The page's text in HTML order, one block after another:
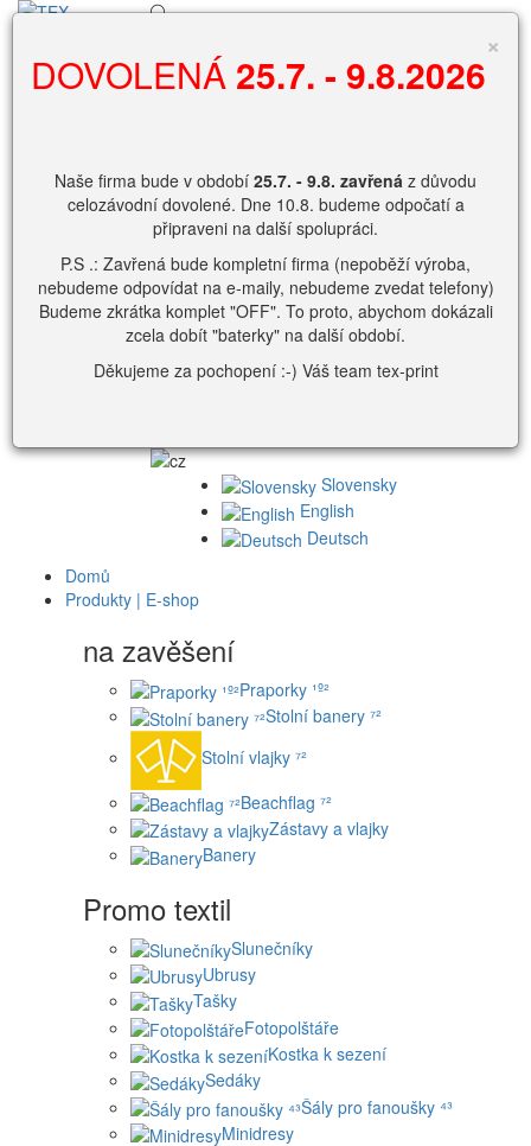
Nákupní košík
Košík je prázdný
Zobrazit košík.
přihlašovací
jméno
Heslo
Slovensky
English
Deutsch
Domů
Produkty | E-shop
na zavěšení
Praporky ¹º²
Stolní banery ⁷²
Stolní vlajky ⁷²
Beachflag ⁷²
Zástavy a vlajky
Banery
Promo textil
Slunečníky
Ubrusy
Tašky
Fotopolštáře
Kostka k sezení
Sedáky
Šály pro fanoušky ⁴³
Minidresy
×
DOVOLENÁ 25.7. - 9.8.2026
Naše firma bude v období 25.7. - 9.8. zavřená z důvodu
celozávodní dovolené. Dne 10.8. budeme odpočatí a
připraveni na další spolupráci.
P.S .: Zavřená bude kompletní firma (nepoběží výroba,
nebudeme odpovídat na e-maily, nebudeme zvedat telefony)
Budeme zkrátka komplet "OFF". To proto, abychom dokázali
zcela dobít "baterky" na další období.
Děkujeme za pochopení :-) Váš team tex-print